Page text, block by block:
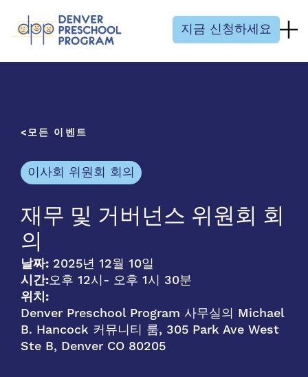
지금 신청하세요
모든 이벤트
이사회 위원회 회의
재무 및 거버넌스 위원회 회
의
날짜: 2025년 12월 10일
시간:오후 12시- 오후 1시 30분
위치:
Denver Preschool Program 사무실의 Michael
B. Hancock 커뮤니티 룸, 305 Park Ave West
Ste B, Denver CO 80205